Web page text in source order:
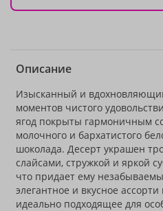
Описание
Изысканный и
моментов чистого
ягод покрыты гармоничным
молочного и бархатистого
шоколада. Десерт украшен
слайсами, стружкой и яркой
что придает ему
элегантное и вкусное
идеально подходящее для